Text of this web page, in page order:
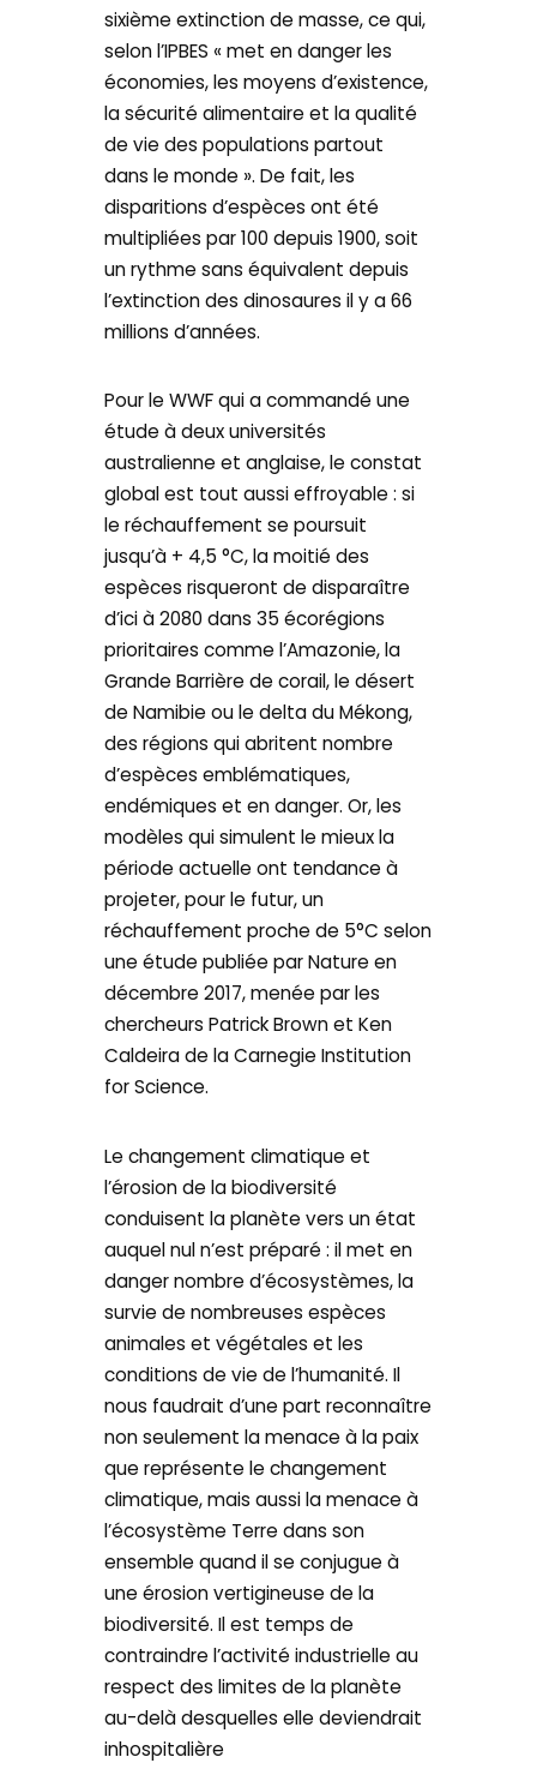
sixième extinction de masse, ce qui,
selon l’IPBES « met en danger les
économies, les moyens d’existence,
la sécurité alimentaire et la qualité
de vie des populations partout
dans le monde ». De fait, les
disparitions d’espèces ont été
multipliées par 100 depuis 1900, soit
un rythme sans équivalent depuis
l’extinction des dinosaures il y a 66
millions d’années.
Pour le WWF qui a commandé une
étude à deux universités
australienne et anglaise, le constat
global est tout aussi effroyable : si
le réchauffement se poursuit
jusqu’à + 4,5 °C, la moitié des
espèces risqueront de disparaître
d’ici à 2080 dans 35 écorégions
prioritaires comme l’Amazonie, la
Grande Barrière de corail, le désert
de Namibie ou le delta du Mékong,
des régions qui abritent nombre
d’espèces emblématiques,
endémiques et en danger. Or, les
modèles qui simulent le mieux la
période actuelle ont tendance à
projeter, pour le futur, un
réchauffement proche de 5°C selon
une étude publiée par Nature en
décembre 2017, menée par les
chercheurs Patrick Brown et Ken
Caldeira de la Carnegie Institution
for Science.
Le changement climatique et
l’érosion de la biodiversité
conduisent la planète vers un état
auquel nul n’est préparé : il met en
danger nombre d’écosystèmes, la
survie de nombreuses espèces
animales et végétales et les
conditions de vie de l’humanité. Il
nous faudrait d’une part reconnaître
non seulement la menace à la paix
que représente le changement
climatique, mais aussi la menace à
l’écosystème Terre dans son
ensemble quand il se conjugue à
une érosion vertigineuse de la
biodiversité. Il est temps de
contraindre l’activité industrielle au
respect des limites de la planète
au-delà desquelles elle deviendrait
inhospitalière